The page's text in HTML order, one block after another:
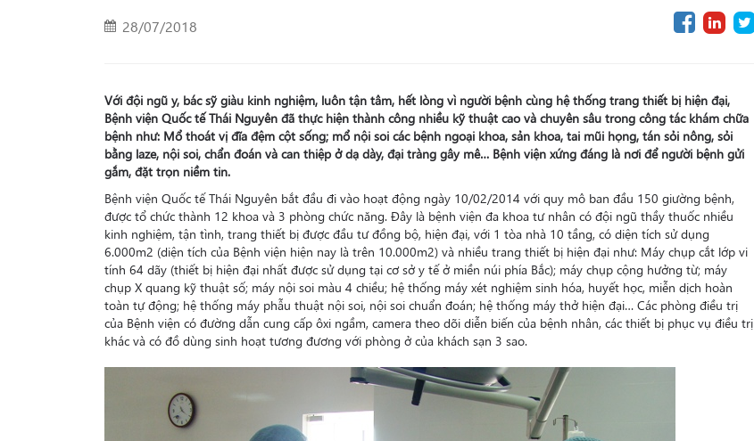
28/07/2018
Với đội ngũ y, bác sỹ giàu kinh nghiệm, luôn tận tâm, hết lòng vì người bệnh cùng hệ thống trang thiết bị hiện đại,
Bệnh viện Quốc tế Thái Nguyên đã thực hiện thành công nhiều kỹ thuật cao và chuyên sâu trong công tác khám chữa
bệnh như: Mổ thoát vị đĩa đệm cột sống; mổ nội soi các bệnh ngoại khoa, sản khoa, tai mũi họng, tán sỏi nông, sỏi
bằng laze, nội soi, chẩn đoán và can thiệp ở dạ dày, đại tràng gây mê… Bệnh viện xứng đáng là nơi để người bệnh gửi
gắm, đặt trọn niềm tin.
Bệnh viện Quốc tế Thái Nguyên bắt đầu đi vào hoạt động ngày 10/02/2014 với quy mô ban đầu 150 giường bệnh,
được tổ chức thành 12 khoa và 3 phòng chức năng. Đây là bệnh viện đa khoa tư nhân có đội ngũ thầy thuốc nhiều
kinh nghiệm, tận tình, trang thiết bị được đầu tư đồng bộ, hiện đại, với 1 tòa nhà 10 tầng, có diện tích sử dụng
6.000m2 (diện tích của Bệnh viện hiện nay là trên 10.000m2) và nhiều trang thiết bị hiện đại như: Máy chụp cắt lớp vi
tính 64 dãy (thiết bị hiện đại nhất được sử dụng tại cơ sở y tế ở miền núi phía Bắc); máy chụp cộng hưởng từ; máy
chụp X quang kỹ thuật số; máy nội soi màu 4 chiều; hệ thống máy xét nghiệm sinh hóa, huyết học, miễn dịch hoàn
toàn tự động; hệ thống máy phẫu thuật nội soi, nội soi chuẩn đoán; hệ thống máy thở hiện đại… Các phòng điều trị
của Bệnh viện có đường dẫn cung cấp ôxi ngầm, camera theo dõi diễn biến của bệnh nhân, các thiết bị phục vụ điều trị
khác và có đồ dùng sinh hoạt tương đương với phòng ở của khách sạn 3 sao.